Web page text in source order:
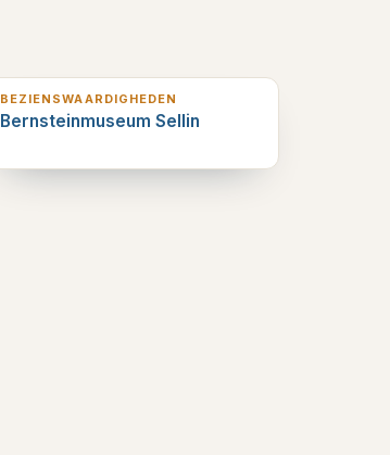
BEZIENSWAARDIGHEDEN
Bernsteinmuseum Sellin